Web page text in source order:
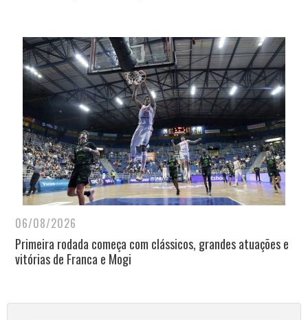
06/08/2026
Primeira rodada começa com clássicos, grandes atuações e
vitórias de Franca e Mogi